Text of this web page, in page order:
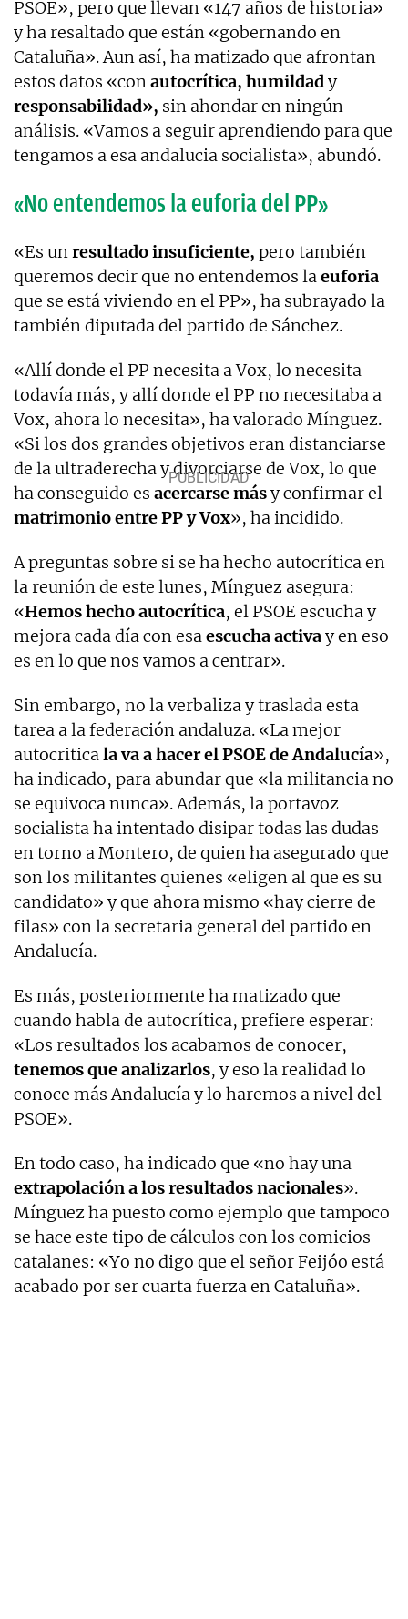
PSOE», pero que llevan «147 años de historia»
y ha resaltado que están «gobernando en
Cataluña». Aun así, ha matizado que afrontan
estos datos «conautocrítica, humildady
responsabilidad», sin ahondar en ningún
análisis. «Vamos a seguir aprendiendo para que
tengamos a esa andalucia socialista», abundó.
«No entendemos la euforia del PP»
«Es unresultado insuficiente, pero también
queremos decir que no entendemos laeuforia
que se está viviendo en el PP», ha subrayado la
también diputada del partido de Sánchez.
«Allí donde el PP necesita a Vox, lo necesita
todavía más, y allí donde el PP no necesitaba a
Vox, ahora lo necesita», ha valorado Mínguez.
«Si los dos grandes objetivos eran distanciarse
de la ultraderecha y divorciarse de Vox, lo que
ha conseguido es acercarse másy confirmar el
matrimonio entre PP y Vox», ha incidido.
A preguntas sobre si se ha hecho autocrítica en
la reunión de este lunes, Mínguez asegura:
«Hemos hecho autocrítica, el PSOE escucha y
mejora cada día con esaescucha activay en eso
es en lo que nos vamos a centrar».
Sin embargo, no la verbaliza y traslada esta
tarea a la federación andaluza. «La mejor
autocriticala va a hacer el PSOE de Andalucía»,
ha indicado, para abundar que «la militancia no
se equivoca nunca». Además, la portavoz
socialista ha intentado disipar todas las dudas
en torno a Montero, de quien ha asegurado que
son los militantes quienes «eligen al que es su
candidato» y que ahora mismo «hay cierre de
filas» con la secretaria general del partido en
Andalucía.
Es más, posteriormente ha matizado que
cuando habla de autocrítica, prefiere esperar:
«Los resultados los acabamos de conocer,
tenemos que analizarlos, y eso la realidad lo
conoce más Andalucía y lo haremos a nivel del
PSOE».
En todo caso, ha indicado que «no hay una
extrapolación a los resultados nacionales».
Mínguez ha puesto como ejemplo que tampoco
se hace este tipo de cálculos con los comicios
catalanes: «Yo no digo que el señor Feijóo está
acabado por ser cuarta fuerza en Cataluña».